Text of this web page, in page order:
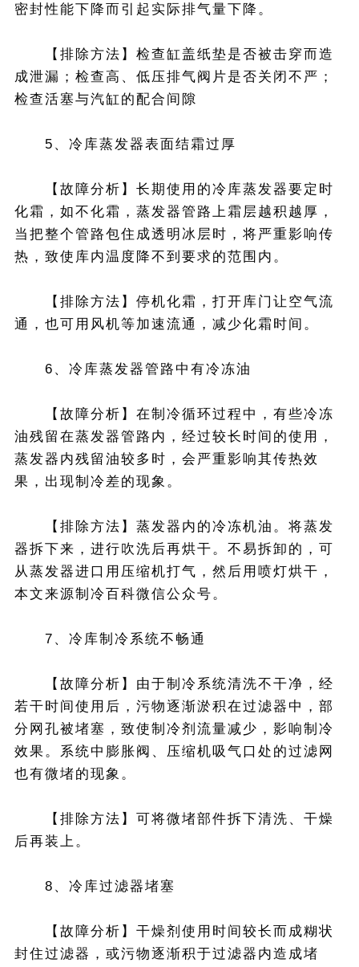
密封性能下降而引起实际排气量下降。
【排除方法】检查缸盖纸垫是否被击穿而造
成泄漏；检查高、低压排气阀片是否关闭不严；
检查活塞与汽缸的配合间隙
5、冷库蒸发器表面结霜过厚
【故障分析】长期使用的冷库蒸发器要定时
化霜，如不化霜，蒸发器管路上霜层越积越厚，
当把整个管路包住成透明冰层时，将严重影响传
热，致使库内温度降不到要求的范围内。
【排除方法】停机化霜，打开库门让空气流
通，也可用风机等加速流通，减少化霜时间。
6、冷库蒸发器管路中有冷冻油
【故障分析】在制冷循环过程中，有些冷冻
油残留在蒸发器管路内，经过较长时间的使用，
蒸发器内残留油较多时，会严重影响其传热效
果，出现制冷差的现象。
【排除方法】蒸发器内的冷冻机油。将蒸发
器拆下来，进行吹洗后再烘干。不易拆卸的，可
从蒸发器进口用压缩机打气，然后用喷灯烘干，
本文来源制冷百科微信公众号。
7、冷库制冷系统不畅通
【故障分析】由于制冷系统清洗不干净，经
若干时间使用后，污物逐渐淤积在过滤器中，部
分网孔被堵塞，致使制冷剂流量减少，影响制冷
效果。系统中膨胀阀、压缩机吸气口处的过滤网
也有微堵的现象。
【排除方法】可将微堵部件拆下清洗、干燥
后再装上。
8、冷库过滤器堵塞
【故障分析】干燥剂使用时间较长而成糊状
封住过滤器，或污物逐渐积于过滤器内造成堵